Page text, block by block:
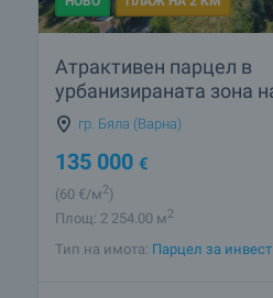
Атрактивен парцел в
урбанизираната зона
гр. Бяла (Варна)
135 000 €
(60 €/м2)
Площ: 2 254.00 м2
Тип на имота: Парцел за